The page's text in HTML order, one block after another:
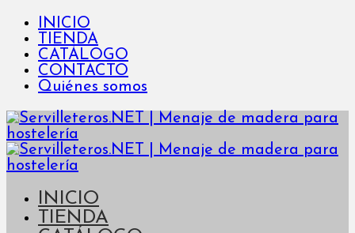
INICIO
TIENDA
CATÁLOGO
CONTACTO
Quiénes somos
INICIO
TIENDA